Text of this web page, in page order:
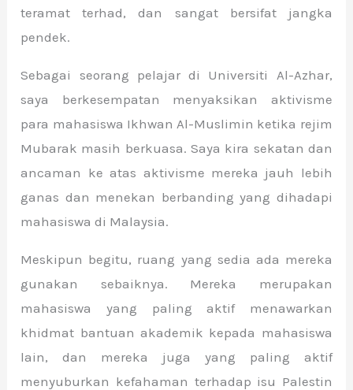
teramat terhad, dan sangat bersifat jangka
pendek.
Sebagai seorang pelajar di Universiti Al-Azhar,
saya berkesempatan menyaksikan aktivisme
para mahasiswa Ikhwan Al-Muslimin ketika rejim
Mubarak masih berkuasa. Saya kira sekatan dan
ancaman ke atas aktivisme mereka jauh lebih
ganas dan menekan berbanding yang dihadapi
mahasiswa di Malaysia.
Meskipun begitu, ruang yang sedia ada mereka
gunakan sebaiknya. Mereka merupakan
mahasiswa yang paling aktif menawarkan
khidmat bantuan akademik kepada mahasiswa
lain, dan mereka juga yang paling aktif
menyuburkan kefahaman terhadap isu Palestin